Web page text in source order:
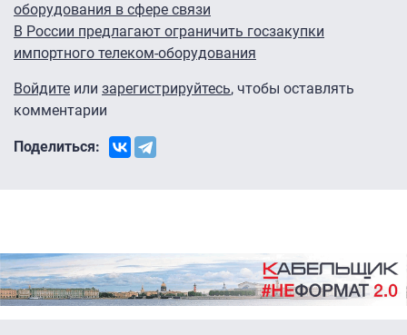
оборудования в сфере связи
В России предлагают ограничить госзакупки
импортного телеком-оборудования
Войдите или зарегистрируйтесь, чтобы оставлять
комментарии
Поделиться: